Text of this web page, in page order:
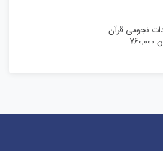
نجومی قرآن
760,000